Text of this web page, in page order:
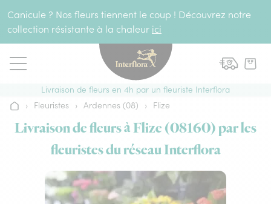
Canicule ? Nos fleurs tiennent le coup ! Découvrez notre
collection résistante à la chaleur ici
Livraison de fleurs en 4h par un fleuriste Interflora
Accueil
› Fleuristes › Ardennes (08) › Flize
Livraison de fleurs à Flize (08160) par les
fleuristes du réseau Interflora